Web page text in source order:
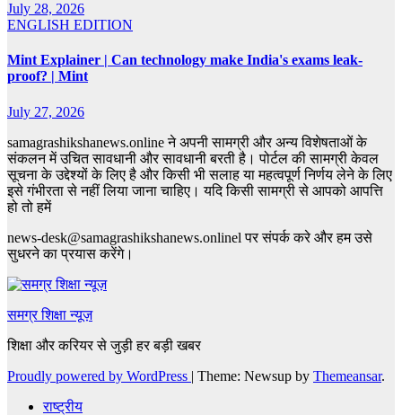
July 28, 2026
ENGLISH EDITION
Mint Explainer | Can technology make India's exams leak-
proof? | Mint
July 27, 2026
samagrashikshanews.online ने अपनी सामग्री और अन्य विशेषताओं के
संकलन में उचित सावधानी और सावधानी बरती है। पोर्टल की सामग्री केवल
सूचना के उद्देश्यों के लिए है और किसी भी सलाह या महत्वपूर्ण निर्णय लेने के लिए
इसे गंभीरता से नहीं लिया जाना चाहिए। यदि किसी सामग्री से आपको आपत्ति
हो तो हमें
news-desk@samagrashikshanews.onlinel पर संपर्क करे और हम उसे
सुधरने का प्रयास करेंगे।
समग्र शिक्षा न्यूज़
शिक्षा और करियर से जुड़ी हर बड़ी खबर
Proudly powered by WordPress | Theme: Newsup by Themeansar.
राष्ट्रीय